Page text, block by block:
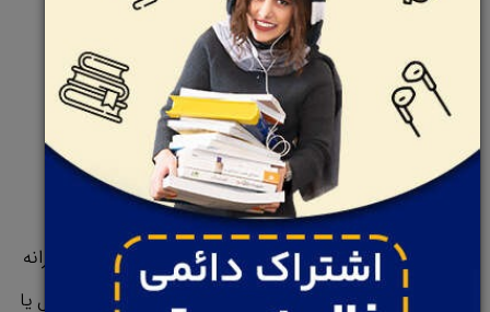
وقتی یه کامپیوتر به یه شبکه از کامپیوترهای دیگه وصل
می‌شد، گرفتار درخواست‌های مکرر می‌شد و تو نمایش
اطلاعاتی که ازش خواسته شده بود به مشکل بر‌می‌خورد.
واسه حل این مسئله، دانشمندای کامپیوتر یه راه حل مبتکرانه
ابداع کردن که به عنوان پروتکل ( protocol )‌ مدیریت انتقال یا